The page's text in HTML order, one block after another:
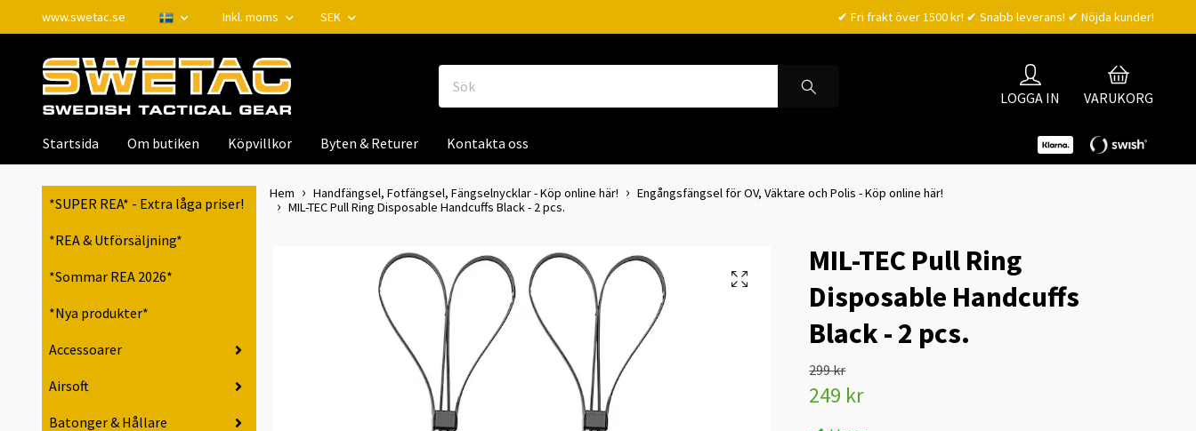
www.swetac.se Inkl. moms SEK ✔ Fri frakt över 1500 kr! ✔ Snabb leverans! ✔ Nöjda kunder!
LOGGA IN VARUKORG
Startsida Om butiken Köpvillkor Byten & Returer Kontakta oss
*SUPER REA* - Extra låga priser!
*REA & Utförsäljning*
*Sommar REA 2026*
*Nya produkter*
Accessoarer
Airsoft
Batonger & Hållare
Hem Handfängsel, Fotfängsel, Fängselnycklar - Köp online här!
Engångsfängsel för OV, Väktare och Polis - Köp online här!
MIL-TEC Pull Ring Disposable Handcuffs Black - 2 pcs.
MIL-TEC Pull Ring
Disposable Handcuffs
Black - 2 pcs.
299 kr
249 kr